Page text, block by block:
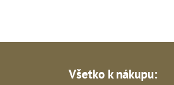
Všetko k nákupu: